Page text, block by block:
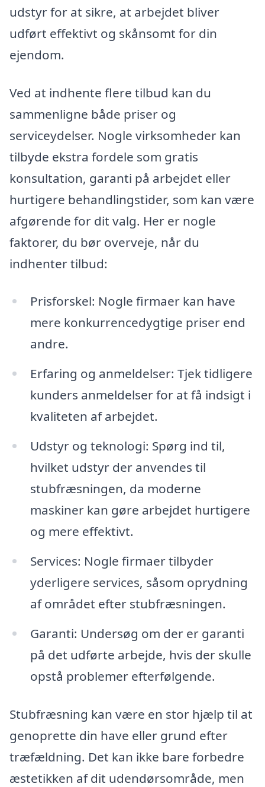
udstyr for at sikre, at arbejdet bliver
udført effektivt og skånsomt for din
ejendom.
Ved at indhente flere tilbud kan du
sammenligne både priser og
serviceydelser. Nogle virksomheder kan
tilbyde ekstra fordele som gratis
konsultation, garanti på arbejdet eller
hurtigere behandlingstider, som kan være
afgørende for dit valg. Her er nogle
faktorer, du bør overveje, når du
indhenter tilbud:
Prisforskel: Nogle firmaer kan have
mere konkurrencedygtige priser end
andre.
Erfaring og anmeldelser: Tjek tidligere
kunders anmeldelser for at få indsigt i
kvaliteten af arbejdet.
Udstyr og teknologi: Spørg ind til,
hvilket udstyr der anvendes til
stubfræsningen, da moderne
maskiner kan gøre arbejdet hurtigere
og mere effektivt.
Services: Nogle firmaer tilbyder
yderligere services, såsom oprydning
af området efter stubfræsningen.
Garanti: Undersøg om der er garanti
på det udførte arbejde, hvis der skulle
opstå problemer efterfølgende.
Stubfræsning kan være en stor hjælp til at
genoprette din have eller grund efter
træfældning. Det kan ikke bare forbedre
æstetikken af dit udendørsområde, men